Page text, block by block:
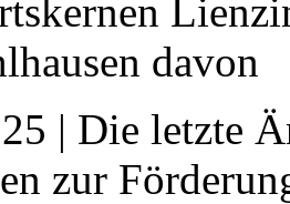
| Die letzte
zur